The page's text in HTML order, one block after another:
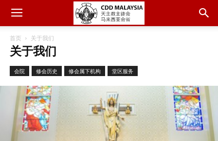
首页 关于我们
关于我们
会院 修会历史 修会属下机构 堂区服务